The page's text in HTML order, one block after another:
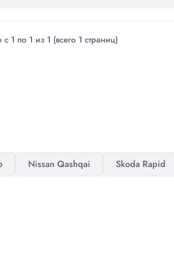
1 по 1 из 1 (всего 1 страниц)
Nissan Qashqai Skoda Rapid